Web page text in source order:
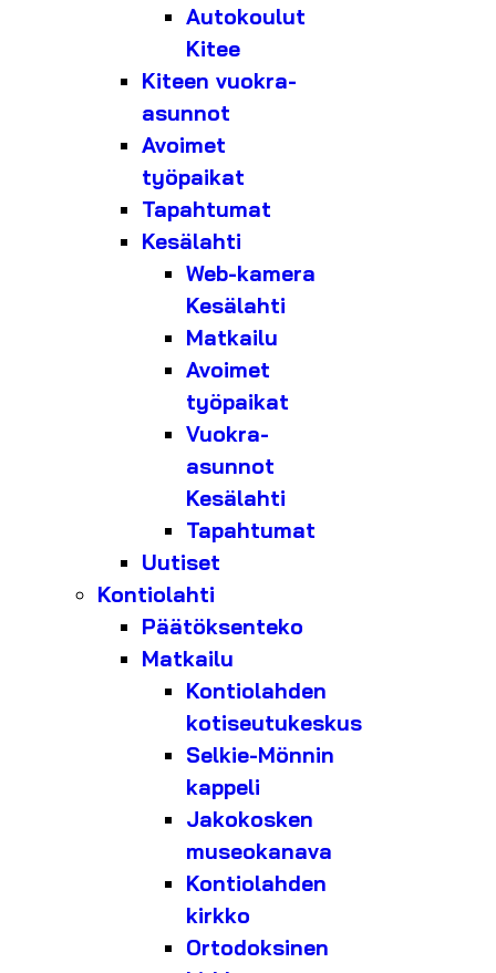
Autokoulut
Kitee
Kiteen vuokra-
asunnot
Avoimet
työpaikat
Tapahtumat
Kesälahti
Web-kamera
Kesälahti
Matkailu
Avoimet
työpaikat
Vuokra-
asunnot
Kesälahti
Tapahtumat
Uutiset
Kontiolahti
Päätöksenteko
Matkailu
Kontiolahden
kotiseutukeskus
Selkie-Mönnin
kappeli
Jakokosken
museokanava
Kontiolahden
kirkko
Ortodoksinen